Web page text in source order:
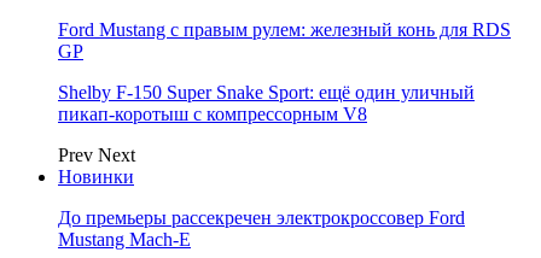
Ford Mustang с правым рулем: железный конь для RDS
GP
Shelby F-150 Super Snake Sport: ещё один уличный
пикап-коротыш с компрессорным V8
Prev Next
Новинки
До премьеры рассекречен электрокроссовер Ford
Mustang Mach-E